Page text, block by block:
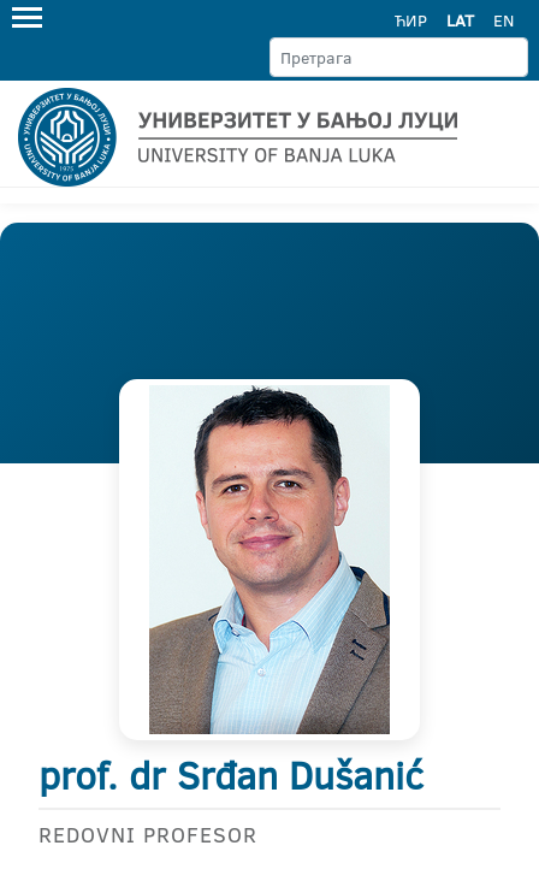
ЋИР LAT EN
prof. dr Srđan Dušanić
REDOVNI PROFESOR